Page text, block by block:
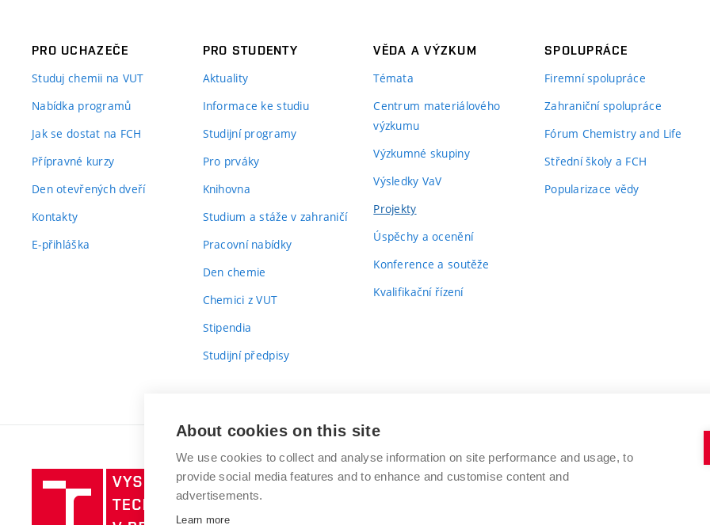
PRO UCHAZEČE
Studuj chemii na VUT
Nabídka programů
Jak se dostat na FCH
Přípravné kurzy
Den otevřených dveří
Kontakty
E-přihláška
PRO STUDENTY
Aktuality
Informace ke studiu
Studijní programy
Pro prváky
Knihovna
Studium a stáže v zahraničí
Pracovní nabídky
Den chemie
Chemici z VUT
Stipendia
Studijní předpisy
VĚDA A VÝZKUM
Témata
Centrum materiálového
výzkumu
Výzkumné skupiny
Výsledky VaV
Projekty
Úspěchy a ocenění
Konference a soutěže
Kvalifikační řízení
SPOLUPRÁCE
Firemní spolupráce
Zahraniční spolupráce
Fórum Chemistry and Life
Střední školy a FCH
Popularizace vědy
Vysoké
učení
VYSOKÉ UČENÍ TECHNICKÉ V BRNĚ
About cookies on this site
We use cookies to collect and analyse information on site performance and usage, to
provide social media features and to enhance and customise content and
advertisements.
Learn more